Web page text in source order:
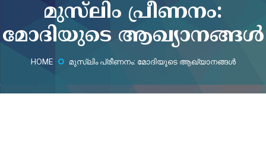
മുസ്‌ലിം പ്രീണനം:
മോദിയുടെ ആഖ്യാനങ്ങള്‍
HOME മുസ്‌ലിം പ്രീണനം: മോദിയുടെ ആഖ്യാനങ്ങള്‍